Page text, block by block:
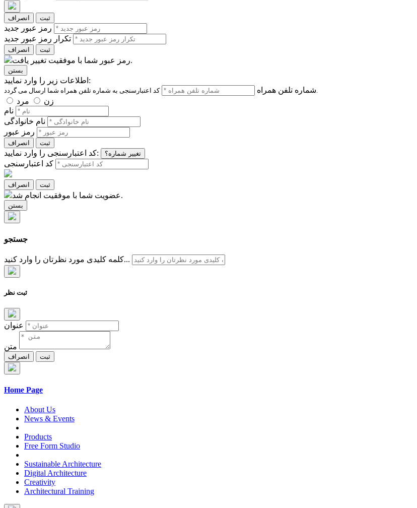
انصراف ثبت
رمز عبور جدید
تکرار رمز عبور جدید
انصراف ثبت
رمز عبور شما با موفقیت تغییر یافت.
بستن
اطلاعات زیر را وارد نمایید:
شماره تلفن همراهکد اعتبارسنجی به شماره تلفن همراه شما ارسال می گردد.
زن
مرد
نام
نام خانوادگی
رمز عبور
انصراف ثبت
کد اعتبارسنجی را وارد نمایید: تغییر شماره؟
کد اعتبارسنجی
انصراف ثبت
عضویت شما با موفقیت انجام شد.
بستن
جستجو
کلمه کلیدی مورد نظرتان را وارد کنید...
ثبت نظر
عنوان
متن
انصراف ثبت
Home Page
About Us
News & Events
Products
Free Form Studio
Sustainable Architecture
Digital Architecture
Creativity
Architectural Training